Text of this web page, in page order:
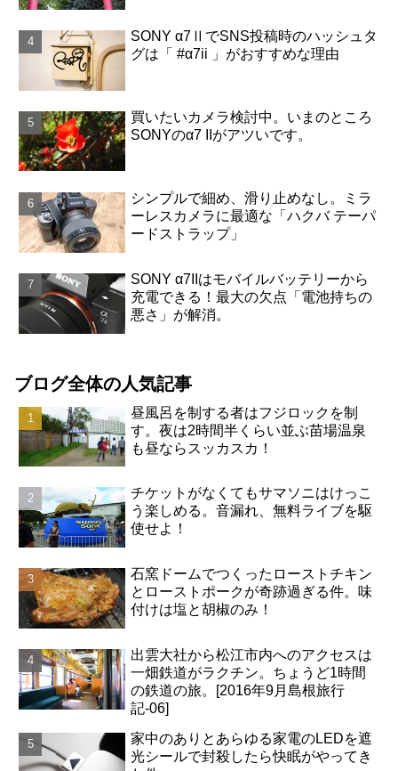
SONY α7ⅡでSNS投稿時のハッシュタ
グは「 #α7ii 」がおすすめな理由
買いたいカメラ検討中。いまのところ
SONYのα7 IIがアツいです。
シンプルで細め、滑り止めなし。ミラ
ーレスカメラに最適な「ハクバ テーパ
ードストラップ」
SONY α7IIはモバイルバッテリーから
充電できる！最大の欠点「電池持ちの
悪さ」が解消。
ブログ全体の人気記事
昼風呂を制する者はフジロックを制
す。夜は2時間半くらい並ぶ苗場温泉
も昼ならスッカスカ！
チケットがなくてもサマソニはけっこ
う楽しめる。音漏れ、無料ライブを駆
使せよ！
石窯ドームでつくったローストチキン
とローストポークが奇跡過ぎる件。味
付けは塩と胡椒のみ！
出雲大社から松江市内へのアクセスは
一畑鉄道がラクチン。ちょうど1時間
の鉄道の旅。[2016年9月島根旅行
記-06]
家中のありとあらゆる家電のLEDを遮
光シールで封殺したら快眠がやってき